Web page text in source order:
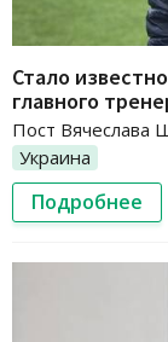
Стало
главного
Пост Вячеслава
Украина
Подробнее